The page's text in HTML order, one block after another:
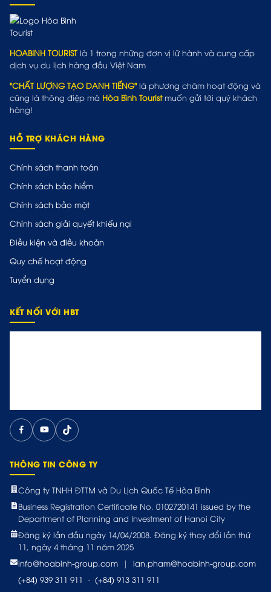
HOABINH TOURIST là 1 trong những đơn vị lữ hành và cung cấp
dịch vụ du lịch hàng đầu Việt Nam
"CHẤT LƯỢNG TẠO DANH TIẾNG" là phương châm hoạt động và
cũng là thông điệp mà Hòa Bình Touristmuốn gửi tới quý khách
hàng!
HỖ TRỢ KHÁCH HÀNG
Chính sách thanh toán
Chính sách bảo hiểm
Chính sách bảo mật
Chính sách giải quyết khiếu nại
Điều kiện và điều khoản
Quy chế hoạt động
Tuyển dụng
KẾT NỐI VỚI HBT
THÔNG TIN CÔNG TY
Công ty TNHH ĐTTM và Du Lịch Quốc Tế Hòa Bình
Business Registration Certificate No. 0102720141 issued by the
Department of Planning and Investment of Hanoi City
Đăng ký lần đầu ngày 14/04/2008. Đăng ký thay đổi lần thứ
11, ngày 4 tháng 11 năm 2025
info@hoabinh-group.com
|
lan.pham@hoabinh-group.com
(+84) 939 311 911 - (+84) 913 311 911